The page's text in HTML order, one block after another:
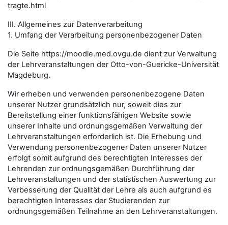
tragte.html
III. Allgemeines zur Datenverarbeitung
1. Umfang der Verarbeitung personenbezogener Daten
Die Seite https://moodle.med.ovgu.de dient zur Verwaltung
der Lehrveranstaltungen der Otto-von-Guericke-Universität
Magdeburg.
Wir erheben und verwenden personenbezogene Daten
unserer Nutzer grundsätzlich nur, soweit dies zur
Bereitstellung einer funktionsfähigen Website sowie
unserer Inhalte und ordnungsgemäßen Verwaltung der
Lehrveranstaltungen erforderlich ist. Die Erhebung und
Verwendung personenbezogener Daten unserer Nutzer
erfolgt somit aufgrund des berechtigten Interesses der
Lehrenden zur ordnungsgemäßen Durchführung der
Lehrveranstaltungen und der statistischen Auswertung zur
Verbesserung der Qualität der Lehre als auch aufgrund es
berechtigten Interesses der Studierenden zur
ordnungsgemäßen Teilnahme an den Lehrveranstaltungen.